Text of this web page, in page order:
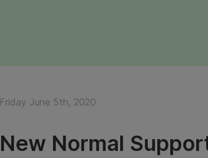
Friday June 5th, 2020
New Normal